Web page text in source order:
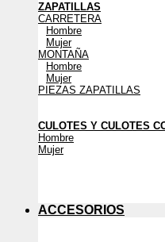
ZAPATILLAS
CARRETERA
Hombre
Mujer
MONTAÑA
Hombre
Mujer
PIEZAS ZAPATILLAS
CULOTES Y CULOTES
Hombre
Mujer
ACCESORIOS